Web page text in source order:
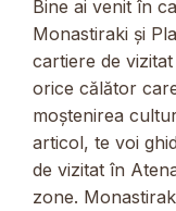
Bine ai venit în
Monastiraki și
cartiere de
orice călător
moștenirea
articol, te voi
de vizitat în
zone.